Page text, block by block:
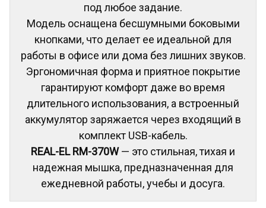
под любое задание.
Модель оснащена бесшумными боковыми
кнопками, что делает ее идеальной для
работы в офисе или дома без лишних звуков.
Эргономичная форма и приятное покрытие
гарантируют комфорт даже во время
длительного использования, а встроенный
аккумулятор заряжается через входящий в
комплект USB-кабель.
REAL-EL RM-370W— это стильная, тихая и
надежная мышка, предназначенная для
ежедневной работы, учебы и досуга.